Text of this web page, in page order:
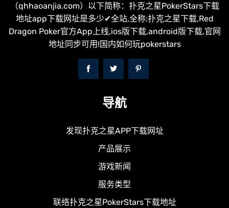
（qhhaoanjia.com）以下简称：扑克之星PokerStars下载
地址app下载网址是多少✔全站,全称:扑克之星下载,Red
Dragon Poker官方App上线,ios版下载,android版下载,官网
地址同步可用!国内如何玩pokerstars
导航
发现扑克之星APP下载网址
产品展示
游戏新闻
服务类型
联络扑克之星PokerStars下载地址